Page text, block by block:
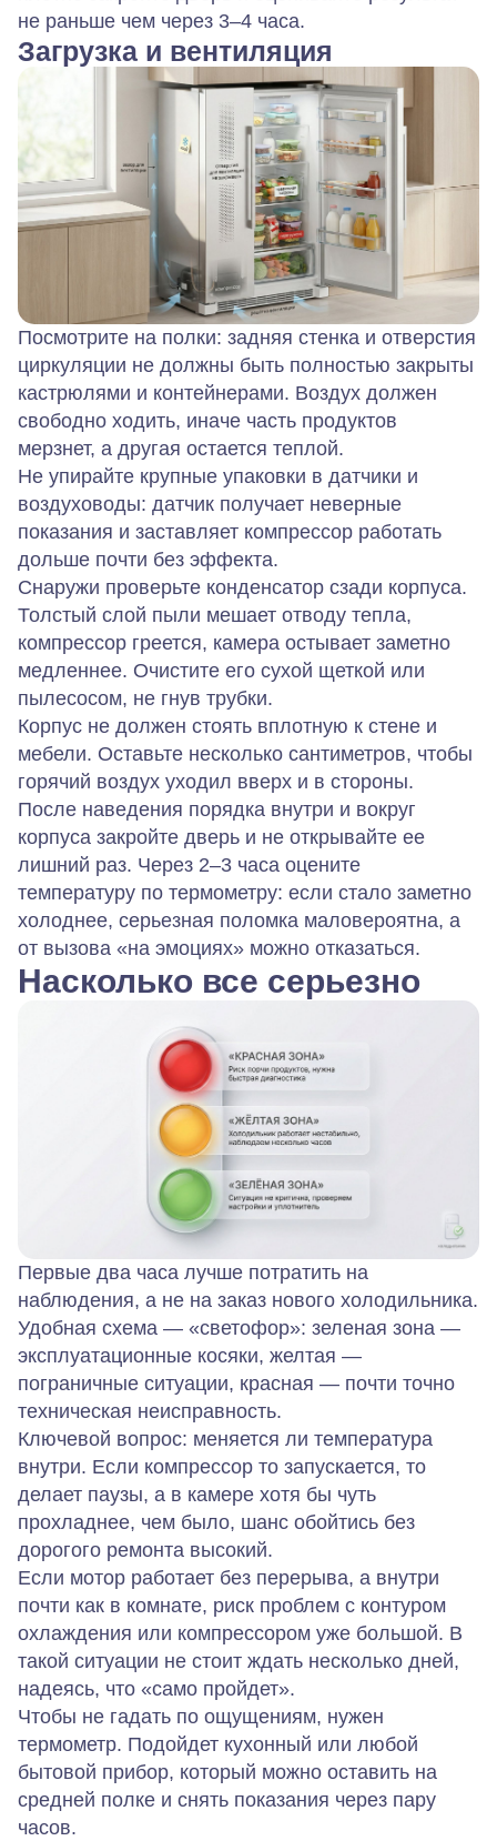
не раньше чем через 3–4 часа.
Загрузка и вентиляция
Посмотрите на полки: задняя стенка и отверстия
циркуляции не должны быть полностью закрыты
кастрюлями и контейнерами. Воздух должен
свободно ходить, иначе часть продуктов
мерзнет, а другая остается теплой.
Не упирайте крупные упаковки в датчики и
воздуховоды: датчик получает неверные
показания и заставляет компрессор работать
дольше почти без эффекта.
Снаружи проверьте конденсатор сзади корпуса.
Толстый слой пыли мешает отводу тепла,
компрессор греется, камера остывает заметно
медленнее. Очистите его сухой щеткой или
пылесосом, не гнув трубки.
Корпус не должен стоять вплотную к стене и
мебели. Оставьте несколько сантиметров, чтобы
горячий воздух уходил вверх и в стороны.
После наведения порядка внутри и вокруг
корпуса закройте дверь и не открывайте ее
лишний раз. Через 2–3 часа оцените
температуру по термометру: если стало заметно
холоднее, серьезная поломка маловероятна, а
от вызова «на эмоциях» можно отказаться.
Насколько все серьезно
Первые два часа лучше потратить на
наблюдения, а не на заказ нового холодильника.
Удобная схема — «светофор»: зеленая зона —
эксплуатационные косяки, желтая —
пограничные ситуации, красная — почти точно
техническая неисправность.
Ключевой вопрос: меняется ли температура
внутри. Если компрессор то запускается, то
делает паузы, а в камере хотя бы чуть
прохладнее, чем было, шанс обойтись без
дорогого ремонта высокий.
Если мотор работает без перерыва, а внутри
почти как в комнате, риск проблем с контуром
охлаждения или компрессором уже большой. В
такой ситуации не стоит ждать несколько дней,
надеясь, что «само пройдет».
Чтобы не гадать по ощущениям, нужен
термометр. Подойдет кухонный или любой
бытовой прибор, который можно оставить на
средней полке и снять показания через пару
часов.